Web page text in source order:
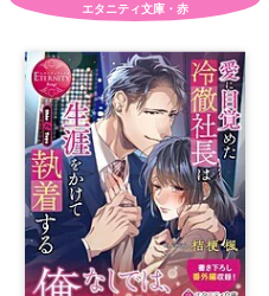
エタニティ文庫・赤